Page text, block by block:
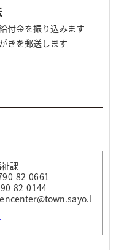
付金を振り込みます
がきを郵送します
課
82-0661
82-0144